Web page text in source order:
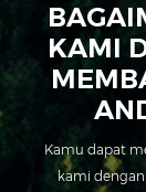
KAMI
Kamu dapat
kami